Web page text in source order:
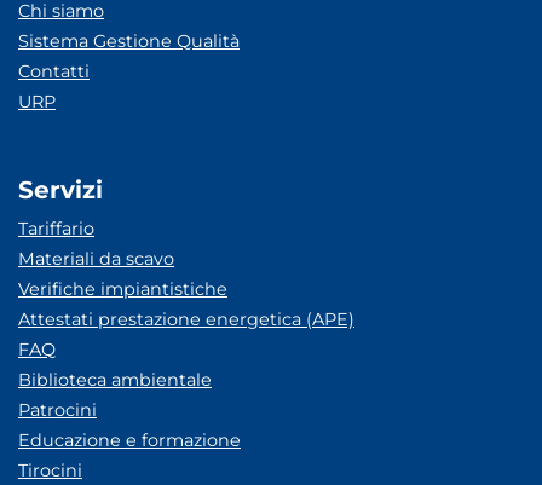
Chi siamo
Sistema Gestione Qualità
Contatti
URP
Servizi
Tariffario
Materiali da scavo
Verifiche impiantistiche
Attestati prestazione energetica (APE)
FAQ
Biblioteca ambientale
Patrocini
Educazione e formazione
Tirocini